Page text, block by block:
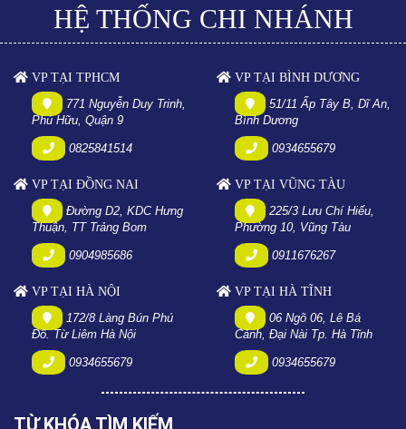
HỆ THỐNG CHI NHÁNH
VP TẠI TPHCM
771 Nguyễn Duy Trinh,
Phú Hữu, Quận 9
0825841514
VP TẠI BÌNH DƯƠNG
51/11 Ấp Tây B, Dĩ An,
Bình Dương
0934655679
VP TẠI ĐỒNG NAI
Đường D2, KDC Hưng
Thuận, TT Trảng Bom
0904985686
VP TẠI VŨNG TÀU
225/3 Lưu Chí Hiếu,
Phường 10, Vũng Tàu
0911676267
VP TẠI HÀ NỘI
172/8 Làng Bún Phú
Đô. Từ Liêm Hà Nội
0934655679
VP TẠI HÀ TĨNH
06 Ngõ 06, Lê Bá
Cảnh, Đại Nài Tp. Hà Tĩnh
0934655679
TỪ KHÓA TÌM KIẾM